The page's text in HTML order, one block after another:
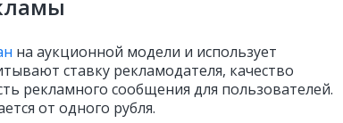
на аукционной модели и использует
ставку рекламодателя, качество
рекламного сообщения для пользователей.
от одного рубля.